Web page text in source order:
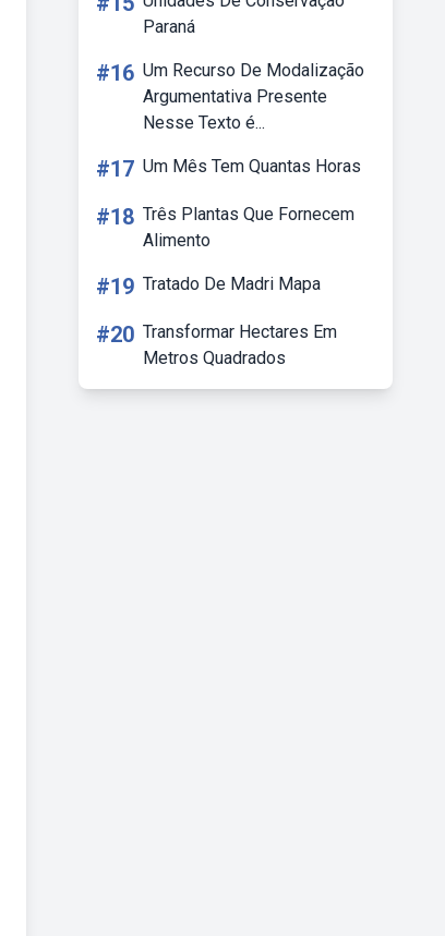
Paraná
#16 Um Recurso De Modalização
Argumentativa Presente
Nesse Texto é...
#17 Um Mês Tem Quantas Horas
#18 Três Plantas Que Fornecem
Alimento
#19 Tratado De Madri Mapa
#20 Transformar Hectares Em
Metros Quadrados